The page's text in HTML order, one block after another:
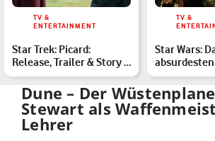
TV &
ENTERTAINMENT
Star Trek: Picard:
Release, Trailer & Story –
Vorschau auf die ne…
TV &
Star Wars:
witzigsten
G…
Dune – Der
Stewart als
Lehrer